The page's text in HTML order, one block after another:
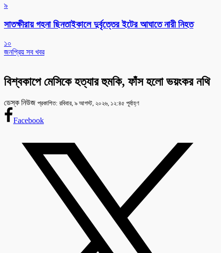
৯
সাতক্ষীরায় গহনা ছিনতাইকালে দুর্বৃত্তের ইটের আঘাতে নারী নিহত
১০
জনপ্রিয় সব খবর
বিশ্বকাপে মেসিকে হত্যার হুমকি, ফাঁস হলো ভয়ংকর নথি
ডেস্ক নিউজ প্রকাশিত: রবিবার, ৯ আগস্ট, ২০২৬, ১২:৪৫ পূর্বাহ্ণ
Facebook